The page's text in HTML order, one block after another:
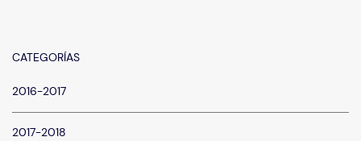
CATEGORÍAS
2016-2017
2017-2018